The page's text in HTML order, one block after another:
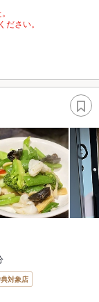
さい。
対象店